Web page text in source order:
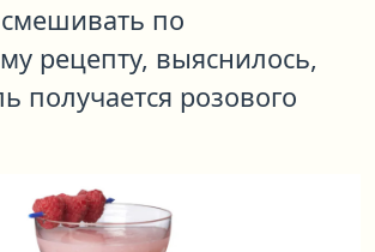
по
рецепту, выяснилось,
получается розового